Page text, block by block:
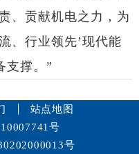
、贡献机电之力，为
、行业领先’现代能
支撑。”
站点地图
号
号